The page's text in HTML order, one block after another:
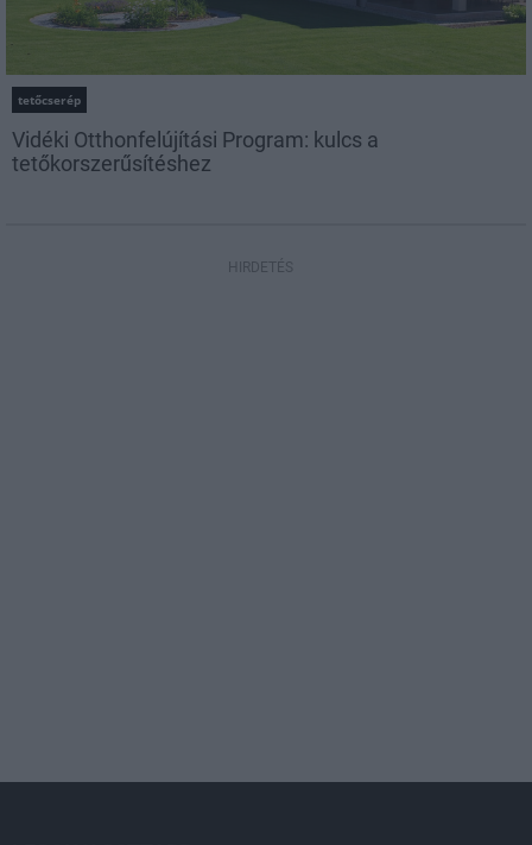
tetőcserép
Vidéki Otthonfelújítási Program: kulcs a
tetőkorszerűsítéshez
HIRDETÉS